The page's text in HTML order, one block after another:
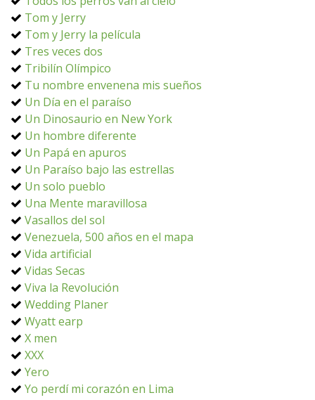
Tom y Jerry
Tom y Jerry la película
Tres veces dos
Tribilín Olímpico
Tu nombre envenena mis sueños
Un Día en el paraíso
Un Dinosaurio en New York
Un hombre diferente
Un Papá en apuros
Un Paraíso bajo las estrellas
Un solo pueblo
Una Mente maravillosa
Vasallos del sol
Venezuela, 500 años en el mapa
Vida artificial
Vidas Secas
Viva la Revolución
Wedding Planer
Wyatt earp
X men
XXX
Yero
Yo perdí mi corazón en Lima